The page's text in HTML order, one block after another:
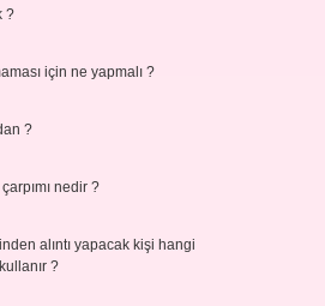
?
için ne yapmalı ?
?
nedir ?
alıntı yapacak kişi hangi
?